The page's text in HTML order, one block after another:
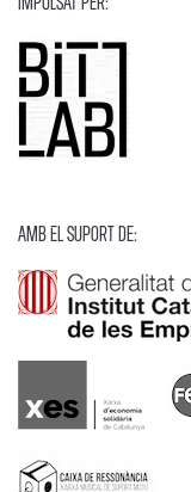
Amb El Suport de: